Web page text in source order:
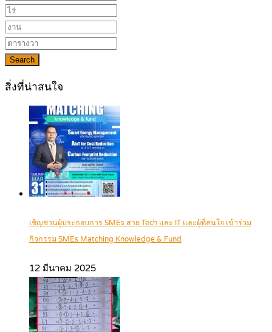
Search
สิ่งที่น่าสนใจ
เชิญชวนผู้ประกอบการ SMEs สาย Tech และ IT และผู้ที่สนใจ เข้าร่วม
กิจกรรม SMEs Matching Knowledge & Fund
12 มีนาคม 2025